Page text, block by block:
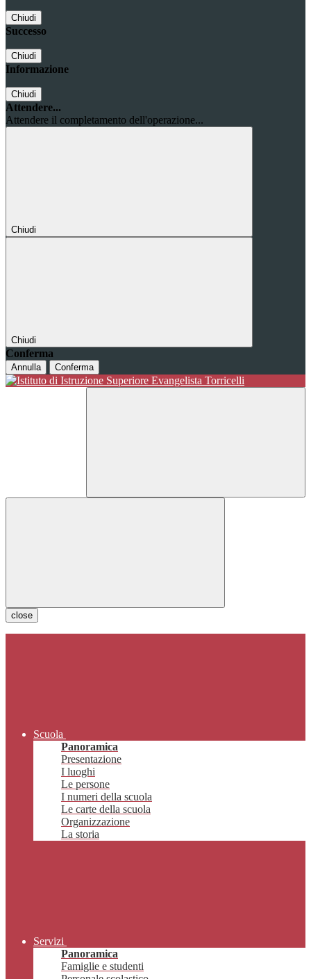
Chiudi
Successo
Chiudi
Informazione
Chiudi
Attendere...
Attendere il completamento dell'operazione...
Chiudi
Chiudi
Conferma
Annulla Conferma
close
Scuola
Panoramica
Presentazione
I luoghi
Le persone
I numeri della scuola
Le carte della scuola
Organizzazione
La storia
Servizi
Panoramica
Famiglie e studenti